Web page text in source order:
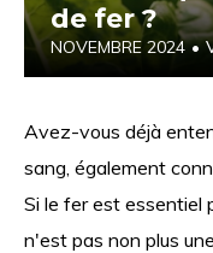
de fer ?
NOVEMBRE 2024 •
Avez-vous déjà
sang, également
Si le fer est essentiel
n'est pas non plus